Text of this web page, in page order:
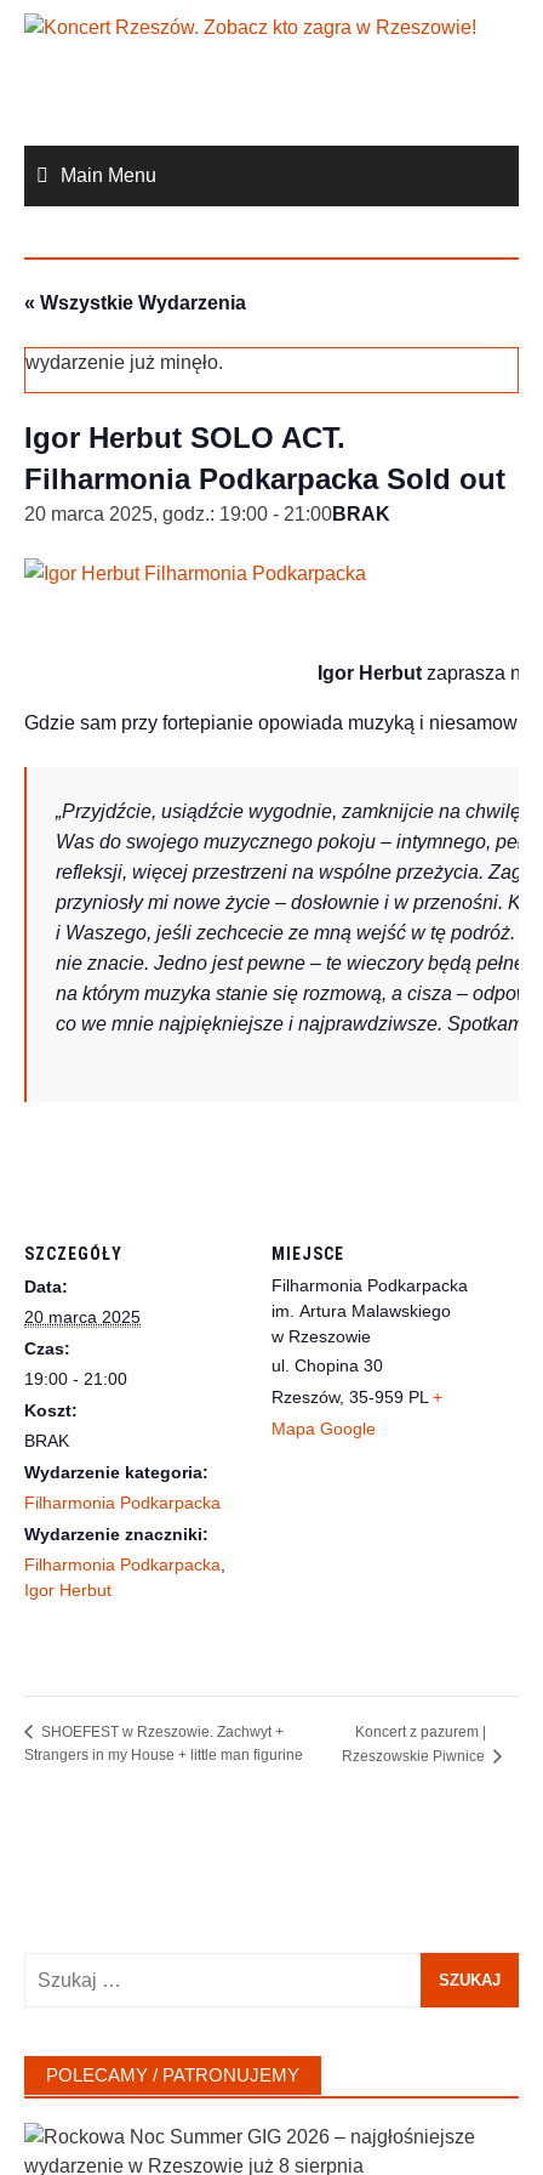
Skip
Main Menu
« Wszystkie Wydarzenia
wydarzenie już minęło.
Igor Herbut SOLO ACT.
Filharmonia Podkarpacka Sold out
20 marca 2025, godz.: 19:00 - 21:00BRAK
Igor Herbut zaprasza na
Gdzie sam przy fortepianie opowiada muzyką i
„Przyjdźcie, usiądźcie wygodnie, zamknijcie na chwilę
Was do swojego muzycznego pokoju – intymnego,
refleksji, więcej przestrzeni na wspólne przeżycia.
przyniosły mi nowe życie – dosłownie i w przenośni.
i Waszego, jeśli zechcecie ze mną wejść w tę podróż.
nie znacie. Jedno jest pewne – te wieczory będą pełne
na którym muzyka stanie się rozmową, a cisza –
co we mnie najpiękniejsze i najprawdziwsze. Spotkamy
SZCZEGÓŁY
Data:
20 marca 2025
Czas:
19:00 - 21:00
Koszt:
BRAK
Wydarzenie kategoria:
Filharmonia Podkarpacka
Wydarzenie znaczniki:
Filharmonia Podkarpacka
Igor Herbut
MIEJSCE
Filharmonia Podkarpacka
im. Artura Malawskiego
w Rzeszowie
ul. Chopina 30
Rzeszów, 35-959 PL +
Mapa Google
SHOEFEST w Rzeszowie. Zachwyt +
Strangers in my House + little man figurine
Koncert z pazurem |
Rzeszowskie Piwnice
POLECAMY / PATRONUJEMY